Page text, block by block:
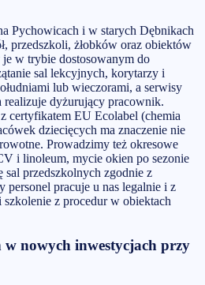
Pychowicach i w starych Dębnikach
przedszkoli, żłobków oraz obiektów
w trybie dostosowanym do
sal lekcyjnych, korytarzy i
lub wieczorami, a serwisy
dyżurujący pracownik.
certyfikatem EU Ecolabel (chemia
dziecięcych ma znaczenie nie
Prowadzimy też okresowe
i linoleum, mycie okien po sezonie
sal przedszkolnych zgodnie z
personel pracuje u nas legalnie i z
z procedur w obiektach
w nowych inwestycjach przy